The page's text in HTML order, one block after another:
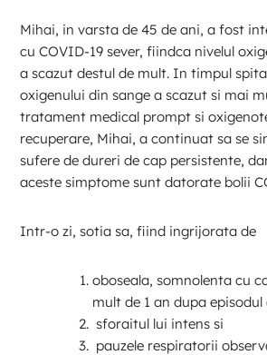
Mihai, in varsta de 45 de ani, a fost
cu COVID-19 sever, fiindca nivelul
a scazut destul de mult. In timpul
oxigenului din sange a scazut si mai
tratament medical prompt si
recuperare, Mihai, a continuat sa se
sufere de dureri de cap persistente,
aceste simptome sunt datorate bolii
Intr-o zi, sotia sa, fiind ingrijorata de
oboseala, somnolenta cu
mult de 1 an dupa episodul
sforaitul lui intens si
pauzele respiratorii